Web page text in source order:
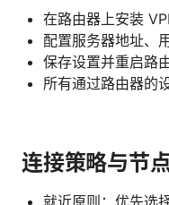
在路由器上安装
配置服务器地址、
保存设置并重启路
所有通过路由器的
连接策略与节
就近原则：优先选